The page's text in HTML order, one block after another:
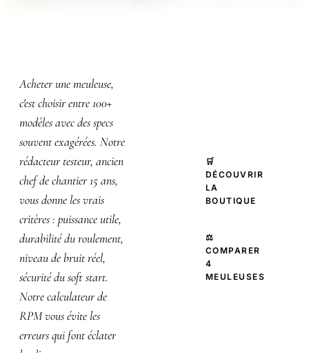
La meuleuse parfaite, sans
erreur d'achat.
Acheter une meuleuse,
c'est choisir entre 100+
modèles avec des specs
souvent exagérées. Notre
rédacteur testeur, ancien
chef de chantier 15 ans,
vous donne les vrais
critères : puissance utile,
durabilité du roulement,
niveau de bruit réel,
sécurité du soft start.
Notre calculateur de
RPM vous évite les
erreurs qui font éclater
🛒
DÉCOUVRIR
LA
BOUTIQUE
⚖️
COMPARER
4
MEULEUSES